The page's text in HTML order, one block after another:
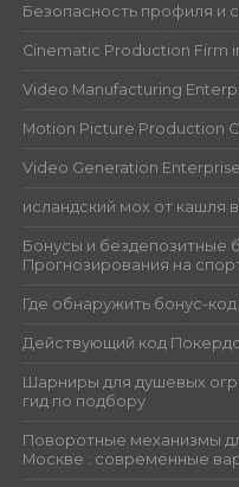
Безопасность профиля и
Cinematic Production Firm
Video Manufacturing
Motion Picture Production
Video Generation
исландский мох от кашля
Бонусы и бездепозитные
Прогнозирования на
Где обнаружить бонус-
Действующий код
Шарниры для душевых
гид по подбору
Поворотные механизмы
Москве : современные